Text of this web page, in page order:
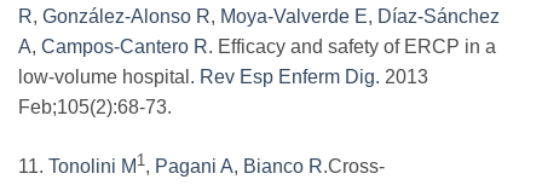
R, González-Alonso R, Moya-Valverde E, Díaz-Sánchez
A, Campos-Cantero R. Efficacy and safety of ERCP in a
low-volume hospital. Rev Esp Enferm Dig. 2013
Feb;105(2):68-73.
11. Tonolini M 1, Pagani A, Bianco R.Cross-